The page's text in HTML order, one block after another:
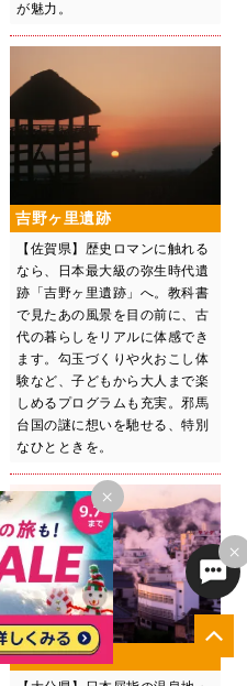
×
が魅力。
吉野ヶ里遺跡
【佐賀県】歴史ロマンに触れる
なら、日本最大級の弥生時代遺
跡「吉野ヶ里遺跡」へ。教科書
で見たあの風景を目の前に、古
代の暮らしをリアルに体感でき
ます。勾玉づくりや火おこし体
験など、子どもから大人まで楽
しめるプログラムも充実。邪馬
台国の謎に想いを馳せる、特別
なひとときを。
別府温泉
×